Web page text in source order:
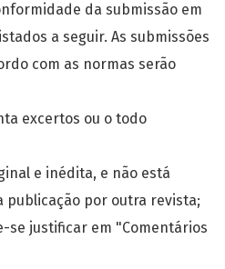
da submissão em
a seguir. As submissões
com as normas serão
excertos ou o todo
e inédita, e não está
publicação por outra revista;
se justificar em "Comentários